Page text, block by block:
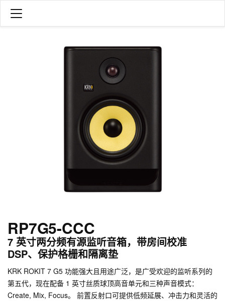
RP7G5-CCC
7 英寸两分频有源监听音箱，带房间校准
DSP、保护格栅和隔离垫
KRK ROKIT 7 G5 功能强大且用途广泛，是广受欢迎的监听系列的
第五代，现在配备 1 英寸丝质球顶高音单元和三种声音模式：
Create, Mix, Focus。 前置反射口可提供低频延展、冲击力和灵活的